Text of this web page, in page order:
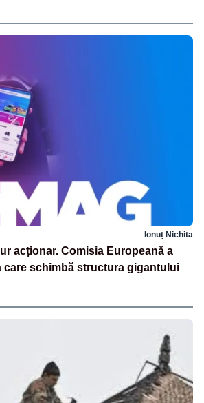
Ionuț Nichita
acționar. Comisia Europeană a
care schimbă structura gigantului